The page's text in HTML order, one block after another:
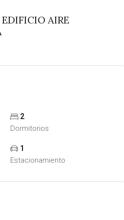
AIRE
2
Dormitorios
1
Estacionamiento